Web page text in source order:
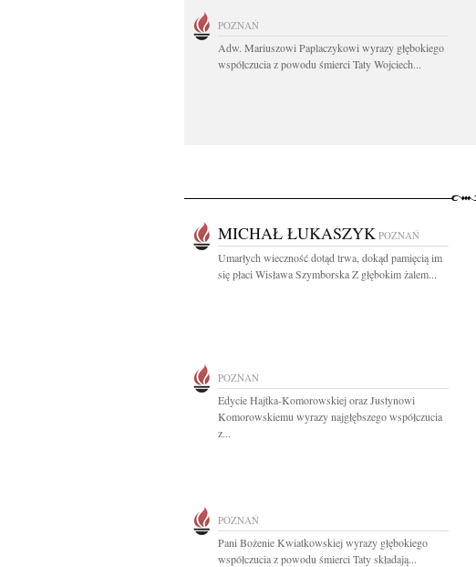
POZNAŃ
Adw. Mariuszowi Paplaczykowi wyrazy głębokiego
współczucia z powodu śmierci Taty Wojciech...
MICHAŁ ŁUKASZYK POZNAŃ
Umarłych wieczność dotąd trwa, dokąd pamięcią im
się płaci Wisława Szymborska Z głębokim żalem...
POZNAŃ
Edycie Hajtka-Komorowskiej oraz Justynowi
Komorowskiemu wyrazy najgłębszego współczucia
z...
POZNAŃ
Pani Bożenie Kwiatkowskiej wyrazy głębokiego
współczucia z powodu śmierci Taty składają...